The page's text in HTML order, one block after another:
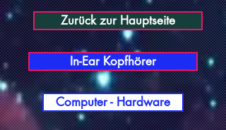
Zurück zur Hauptseite
In-Ear Kopfhörer
Computer - Hardware